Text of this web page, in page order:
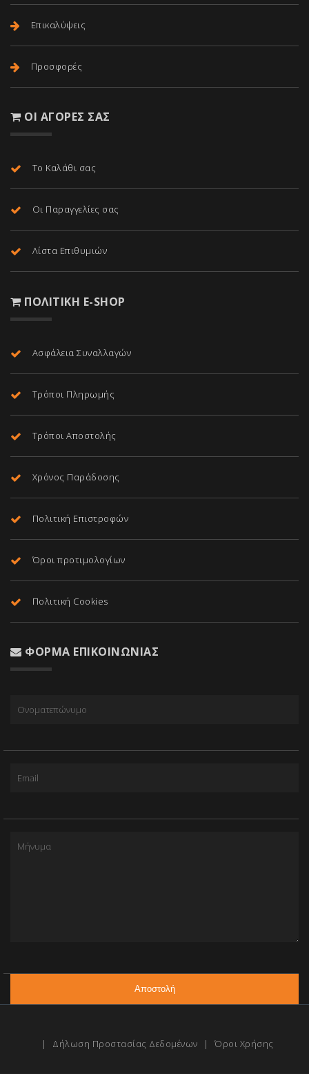
Επικαλύψεις
Προσφορές
ΟΙ ΑΓΟΡΈΣ ΣΑΣ
Το Καλάθι σας
Οι Παραγγελίες σας
Λίστα Επιθυμιών
ΠΟΛΙΤΙΚΉ E-SHOP
Ασφάλεια Συναλλαγών
Τρόποι Πληρωμής
Τρόποι Αποστολής
Χρόνος Παράδοσης
Πολιτική Επιστροφών
Όροι προτιμολογίων
Πολιτική Cookies
ΦΌΡΜΑ ΕΠΙΚΟΙΝΩΝΊΑΣ
| Δήλωση Προστασίας Δεδομένων | Όροι Χρήσης